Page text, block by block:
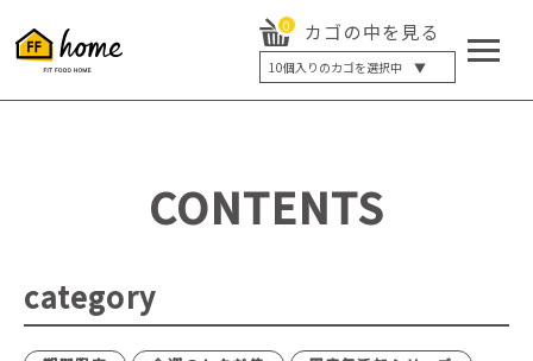
0 カゴの中を見る
10個入りのカゴを選択中 ▼
5個入り
20個入り
最大12%OFF
CONTENTS
category